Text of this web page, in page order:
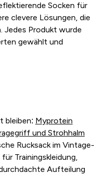
Socken für
clevere Lösungen, die
Jedes Produkt wurde
gewählt und
bleiben: Myprotein
und Strohhalm
Rucksack im Vintage-
Trainingskleidung,
Aufteilung